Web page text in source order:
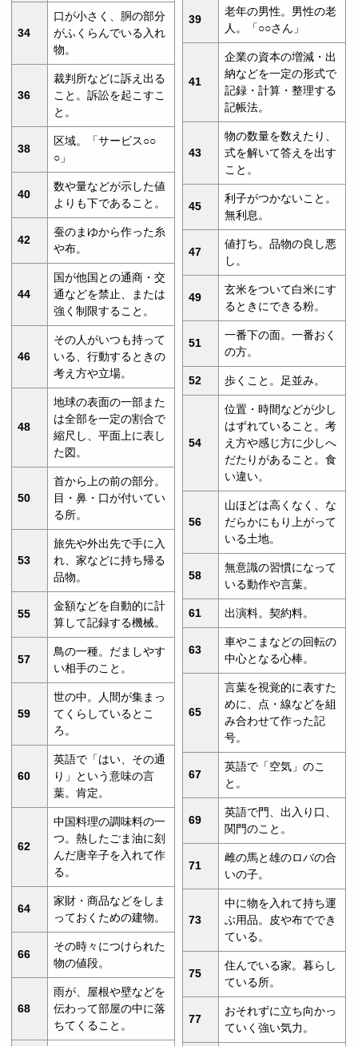
34
口が小さく、胴の部分
がふくらんでいる入れ
物。
36
裁判所などに訴え出る
こと。訴訟を起こすこ
と。
38
区域。「サービス○○
○」
40
数や量などが示した値
よりも下であること。
42
蚕のまゆから作った糸
や布。
44
国が他国との通商・交
通などを禁止、または
強く制限すること。
46
その人がいつも持って
いる、行動するときの
考え方や立場。
48
地球の表面の一部また
は全部を一定の割合で
縮尺し、平面上に表し
た図。
50
首から上の前の部分。
目・鼻・口が付いてい
る所。
53
旅先や外出先で手に入
れ、家などに持ち帰る
品物。
55
金額などを自動的に計
算して記録する機械。
57
鳥の一種。だましやす
い相手のこと。
59
世の中。人間が集まっ
てくらしているとこ
ろ。
60
英語で「はい、その通
り」という意味の言
葉。肯定。
62
中国料理の調味料の一
つ。熱したごま油に刻
んだ唐辛子を入れて作
る。
64
家財・商品などをしま
っておくための建物。
66
その時々につけられた
物の値段。
68
雨が、屋根や壁などを
伝わって部屋の中に落
ちてくること。
39
老年の男性。男性の老
人。「○○さん」
41
企業の資本の増減・出
納などを一定の形式で
記録・計算・整理する
記帳法。
43
物の数量を数えたり、
式を解いて答えを出す
こと。
45
利子がつかないこと。
無利息。
47
値打ち。品物の良し悪
し。
49
玄米をついて白米にす
るときにできる粉。
51
一番下の面。一番おく
の方。
52 歩くこと。足並み。
54
位置・時間などが少し
はずれていること。考
え方や感じ方に少しへ
だたりがあること。食
い違い。
56
山ほどは高くなく、な
だらかにもり上がって
いる土地。
58
無意識の習慣になって
いる動作や言葉。
61 出演料。契約料。
63
車やこまなどの回転の
中心となる心棒。
65
言葉を視覚的に表すた
めに、点・線などを組
み合わせて作った記
号。
67
英語で「空気」のこ
と。
69
英語で門、出入り口、
関門のこと。
71
雌の馬と雄のロバの合
いの子。
73
中に物を入れて持ち運
ぶ用品。皮や布ででき
ている。
75
住んでいる家。暮らし
ている所。
77
おそれずに立ち向かっ
ていく強い気力。